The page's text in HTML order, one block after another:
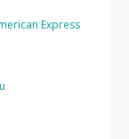
Express